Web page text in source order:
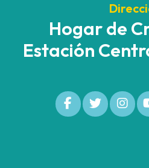
Hogar de
Estación